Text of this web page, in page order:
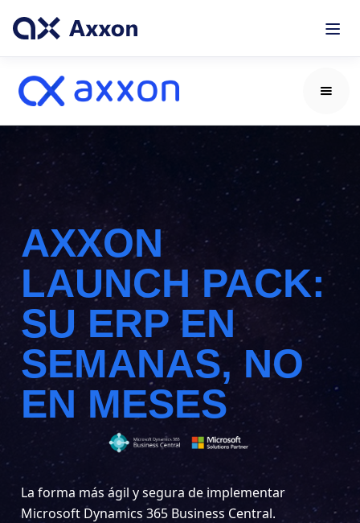
AXXON
LAUNCH PACK:
SU ERP EN
SEMANAS, NO
EN MESES
La forma más ágil y segura de implementar
Microsoft Dynamics 365 Business Central.